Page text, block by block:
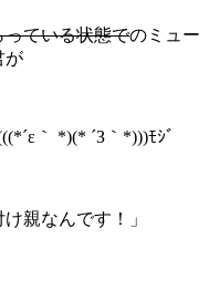
ている状態でのミュー
が
｀ *)(* ´З｀*)))ﾓｼﾞ
親なんです！」